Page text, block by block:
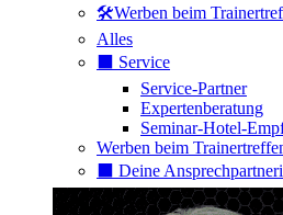
🛠️Werben beim
Alles
⬛️ Service
Service-Partner
Expertenberatung
Seminar-Hotel-
Werben beim
⬛️ Deine